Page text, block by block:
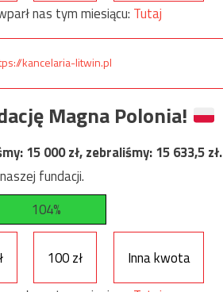
nas tym miesiącu: Tutaj
kancelaria-litwin.pl
Magna Polonia!
15 000zł, zebraliśmy:15 633,5zł.
fundacji.
104%
100 zł
Inna kwota